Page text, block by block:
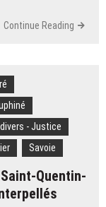
Continue Reading
- Justice
Savoie
Quentin-